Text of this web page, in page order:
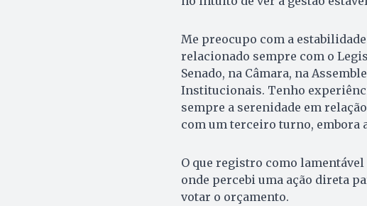
Me preocupo com a
relacionado sempre com o
Senado, na Câmara, na
Institucionais. Tenho
sempre a serenidade em
com um terceiro turno, embora
O que registro como lamentável
onde percebi uma ação direta
votar o orçamento.